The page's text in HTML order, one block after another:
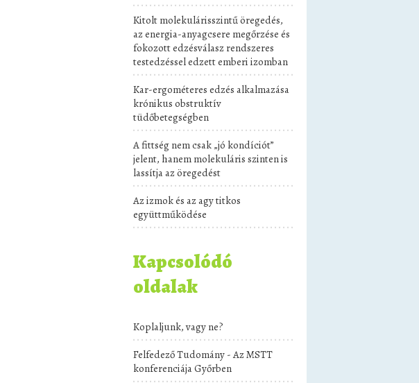
Kitolt molekulárisszintű öregedés,
az energia-anyagcsere megőrzése és
fokozott edzésválasz rendszeres
testedzéssel edzett emberi izomban
Kar-ergométeres edzés alkalmazása
krónikus obstruktív
tüdőbetegségben
A fittség nem csak „jó kondíciót”
jelent, hanem molekuláris szinten is
lassítja az öregedést
Az izmok és az agy titkos
együttműködése
Kapcsolódó
oldalak
Koplaljunk, vagy ne?
Felfedező Tudomány - Az MSTT
konferenciája Győrben